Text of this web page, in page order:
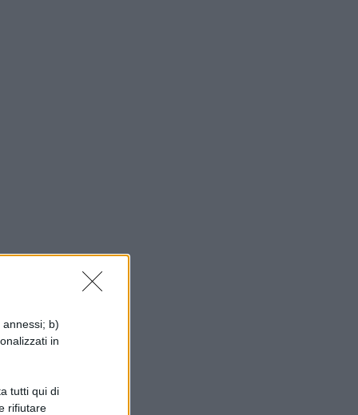
b)
in
tutti qui di
rifiutare